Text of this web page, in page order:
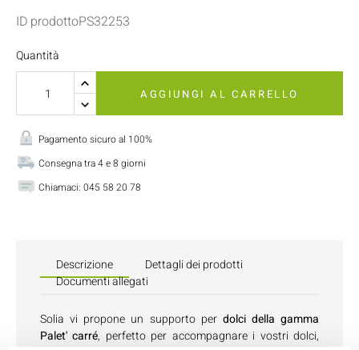
ID prodottoPS32253
Quantità
AGGIUNGI AL CARRELLO
Pagamento sicuro al 100%
Consegna tra 4 e 8 giorni
Chiamaci: 045 58 20 78
Descrizione
Dettagli dei prodotti
Documenti allegati
Solia vi propone un supporto per dolci della gamma
Palet' carré, perfetto per accompagnare i vostri dolci,